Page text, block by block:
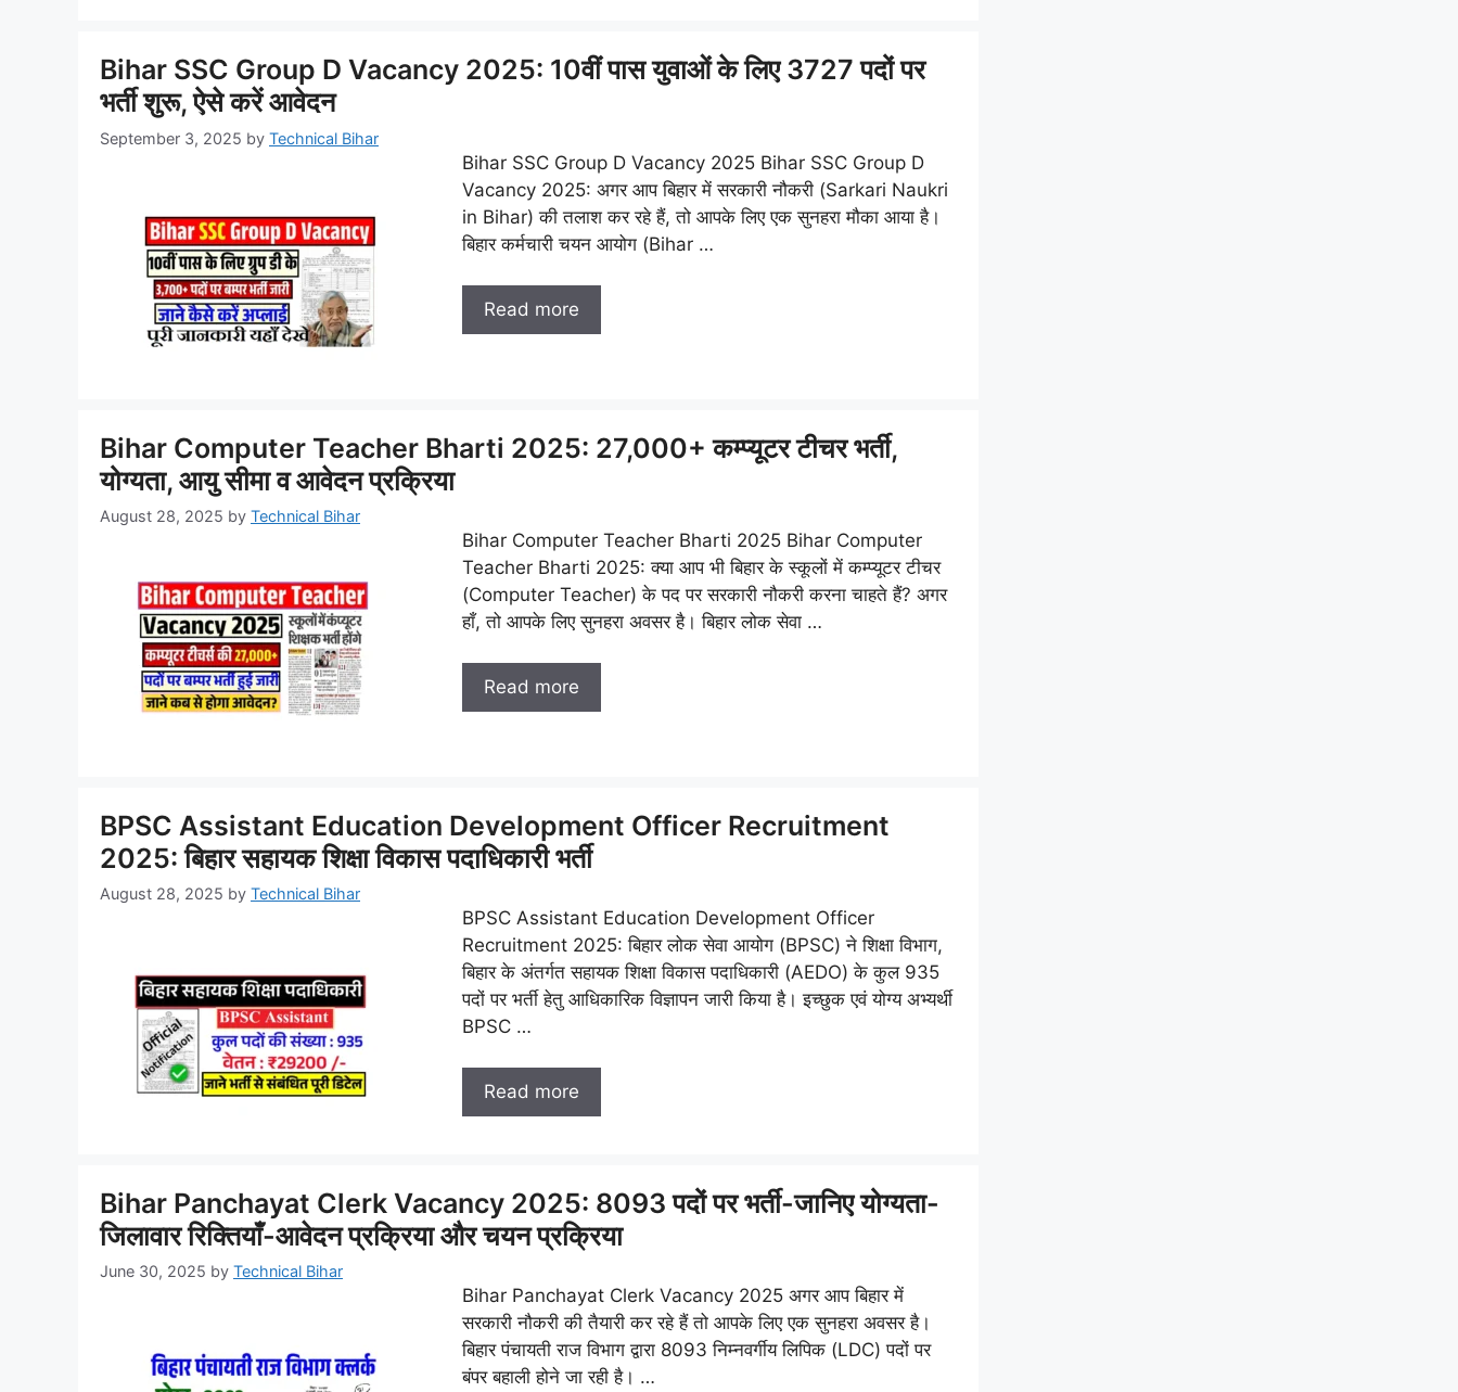
Bihar SSC Group D Vacancy 2025: 10वीं पास युवाओं के लिए 3727 पदों पर
भर्ती शुरू, ऐसे करें आवेदन
September 3, 2025 by Technical Bihar
Bihar SSC Group D Vacancy 2025 Bihar SSC Group D
Vacancy 2025: अगर आप बिहार में सरकारी नौकरी (Sarkari Naukri
in Bihar) की तलाश कर रहे हैं, तो आपके लिए एक सुनहरा मौका आया है।
बिहार कर्मचारी चयन आयोग (Bihar …
Read more
Bihar Computer Teacher Bharti 2025: 27,000+ कम्प्यूटर टीचर भर्ती,
योग्यता, आयु सीमा व आवेदन प्रक्रिया
August 28, 2025 by Technical Bihar
Bihar Computer Teacher Bharti 2025 Bihar Computer
Teacher Bharti 2025: क्या आप भी बिहार के स्कूलों में कम्प्यूटर टीचर
(Computer Teacher) के पद पर सरकारी नौकरी करना चाहते हैं? अगर
हाँ, तो आपके लिए सुनहरा अवसर है। बिहार लोक सेवा …
Read more
BPSC Assistant Education Development Officer Recruitment
2025: बिहार सहायक शिक्षा विकास पदाधिकारी भर्ती
August 28, 2025 by Technical Bihar
BPSC Assistant Education Development Officer
Recruitment 2025: बिहार लोक सेवा आयोग (BPSC) ने शिक्षा विभाग,
बिहार के अंतर्गत सहायक शिक्षा विकास पदाधिकारी (AEDO) के कुल 935
पदों पर भर्ती हेतु आधिकारिक विज्ञापन जारी किया है। इच्छुक एवं योग्य अभ्यर्थी
BPSC …
Read more
Bihar Panchayat Clerk Vacancy 2025: 8093 पदों पर भर्ती-जानिए योग्यता-
जिलावार रिक्तियाँ-आवेदन प्रक्रिया और चयन प्रक्रिया
June 30, 2025 by Technical Bihar
Bihar Panchayat Clerk Vacancy 2025 अगर आप बिहार में
सरकारी नौकरी की तैयारी कर रहे हैं तो आपके लिए एक सुनहरा अवसर है।
बिहार पंचायती राज विभाग द्वारा 8093 निम्नवर्गीय लिपिक (LDC) पदों पर
बंपर बहाली होने जा रही है। …